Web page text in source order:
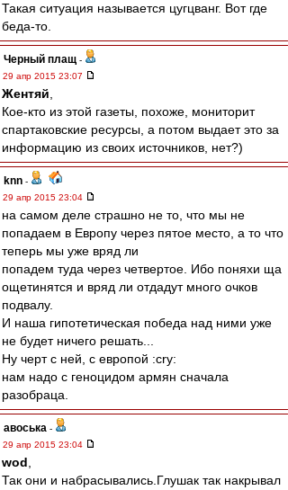
Такая ситуация называется цугцванг. Вот где
беда-то.
Черный плащ -
29 апр 2015 23:07
Жентяй
Кое-кто из этой газеты, похоже, мониторит
спартаковские ресурсы, а потом выдает это за
информацию из своих источников, нет?)
knn -
29 апр 2015 23:04
на самом деле страшно не то, что мы не
попадаем в Европу через пятое место, а то что
теперь мы уже вряд ли
попадем туда через четвертое. Ибо поняхи ща
ощетинятся и вряд ли отдадут много очков
подвалу.
И наша гипотетическая победа над ними уже
не будет ничего решать...
Ну черт с ней, с европой :cry:
нам надо с геноцидом армян сначала
разобраца.
авоська -
29 апр 2015 23:04
wod
Так они и набрасывались.Глушак так накрывал